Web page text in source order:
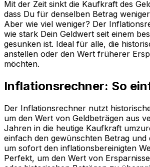
Mit der Zeit sinkt die Kaufkraft des
dass Du für denselben Betrag
Aber wie viel weniger? Der
wie stark Dein Geldwert seit einem
gesunken ist. Ideal für alle, die
anstellen oder den Wert früherer
möchten.
Inflationsrechner: So
Der Inflationsrechner nutzt
um den Wert von Geldbeträgen aus
Jahren in die heutige Kaufkraft
einfach den gewünschten Betrag und
um sofort den inflationsbereinigten
Perfekt, um den Wert von